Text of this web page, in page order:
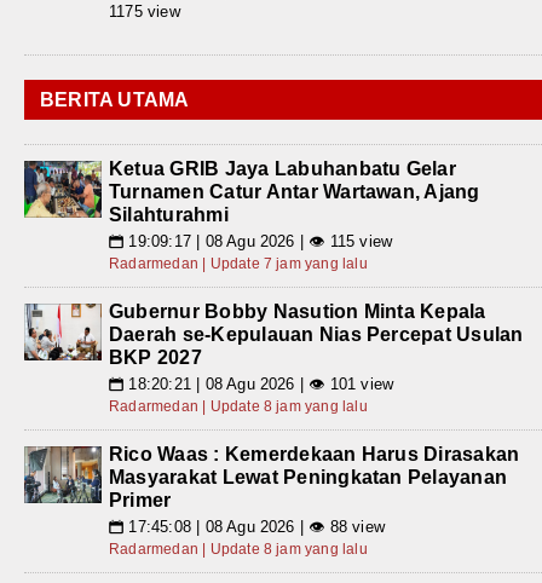
1175 view
BERITA UTAMA
Ketua GRIB Jaya Labuhanbatu Gelar
Turnamen Catur Antar Wartawan, Ajang
Silahturahmi
📅 19:09:17 | 08 Agu 2026 | 👁 115 view
Radarmedan | Update 7 jam yang lalu
Gubernur Bobby Nasution Minta Kepala
Daerah se-Kepulauan Nias Percepat Usulan
BKP 2027
📅 18:20:21 | 08 Agu 2026 | 👁 101 view
Radarmedan | Update 8 jam yang lalu
Rico Waas : Kemerdekaan Harus Dirasakan
Masyarakat Lewat Peningkatan Pelayanan
Primer
📅 17:45:08 | 08 Agu 2026 | 👁 88 view
Radarmedan | Update 8 jam yang lalu